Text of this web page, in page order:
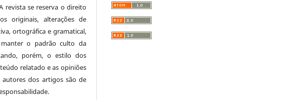
revista se reserva o direito
originais, alterações de
ortográfica e gramatical,
o padrão culto da
porém, o estilo dos
relatado e as opiniões
autores dos artigos são de